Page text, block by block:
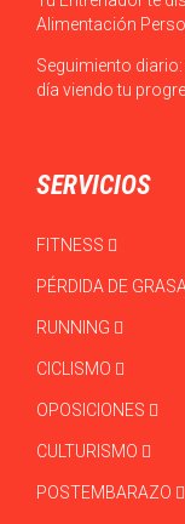
Alimentación
Seguimiento
día viendo tu
SERVICIOS
FITNESS
PÉRDIDA DE
RUNNING
CICLISMO
OPOSICIONES
CULTURISMO
POSTEMBARAZO